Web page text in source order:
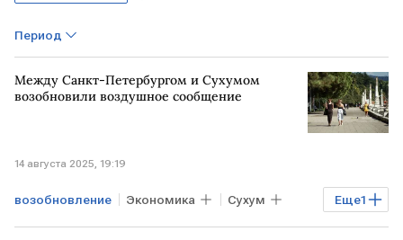
Период
Между Санкт-Петербургом и Сухумом
возобновили воздушное сообщение
14 августа 2025, 19:19
Еще1
возобновление Экономика Сухум
авиасообщение